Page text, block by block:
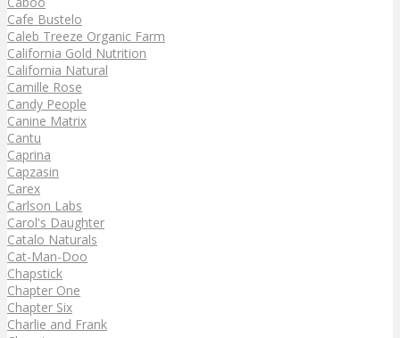
Cafe Bustelo
Caleb Treeze Organic Farm
California Gold Nutrition
California Natural
Camille Rose
Candy People
Canine Matrix
Cantu
Caprina
Capzasin
Carex
Carlson Labs
Carol's Daughter
Catalo Naturals
Cat-Man-Doo
Chapstick
Chapter One
Chapter Six
Charlie and Frank